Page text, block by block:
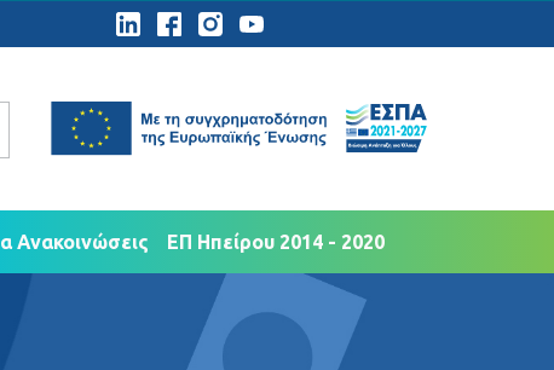
Δημοσιότητα
Νέα Ανακοινώσεις
Ανακοινώσεις ΕΠ Ηπείρου 2014 - 2020